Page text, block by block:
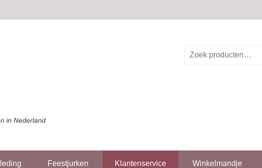
Zoeken
in Nederland
Feestjurken Klantenservice Winkelmandje